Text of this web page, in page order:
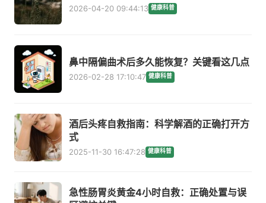
2026-04-20 09:44:13 健康科普
鼻中隔偏曲术后多久能恢复？关键看这几点
2026-02-28 17:10:47 健康科普
酒后头疼自救指南：科学解酒的正确打开方
式
2025-11-30 16:47:28 健康科普
急性肠胃炎黄金4小时自救：正确处置与误